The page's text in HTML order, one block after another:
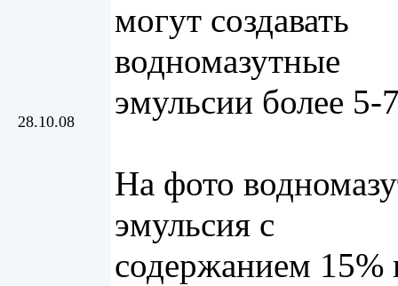
28.10.08
могут создавать
водномазутные
эмульсии более 5-
На фото
эмульсия с
содержанием 15%